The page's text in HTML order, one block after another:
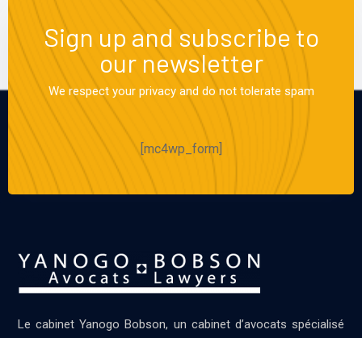
Sign up and subscribe to
our newsletter
We respect your privacy and do not tolerate spam
[mc4wp_form]
Le cabinet Yanogo Bobson, un cabinet d’avocats spécialisé